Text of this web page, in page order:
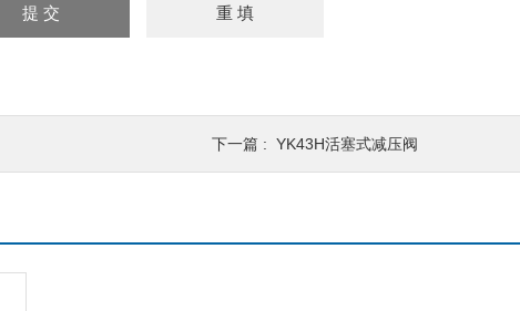
下一篇 : YK43H活塞式减压阀